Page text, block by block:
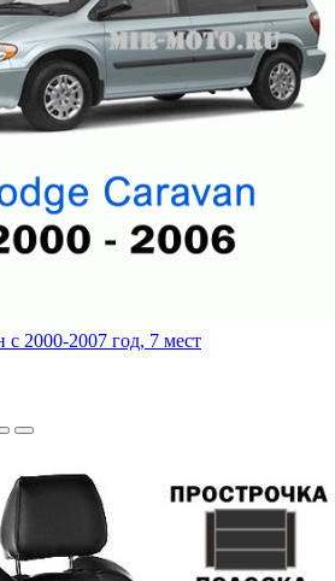
2000-2007 год, 7 мест